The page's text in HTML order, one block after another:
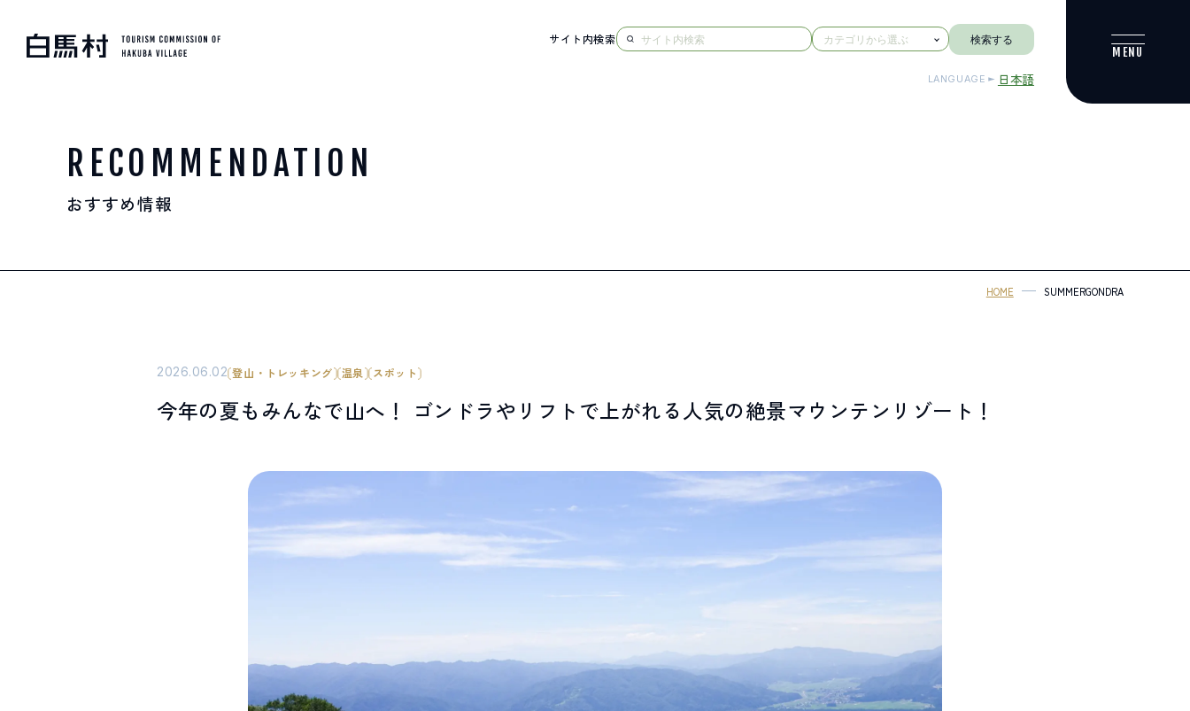
SKI RESORTS
SPOTS
LINEで
営業時間：9:00～17:00
定休日：無休
TEL.0261-85-4210 / FAX.0261-85-4240
EVENTS INFORMATION
お知らせ
MEISTER TOUR
宿泊施設 Hakuba Original
NORWAY VILLAGE SEASONS SHIONOMICHI
白馬村までのアクセス 白馬村内の交通情報会社概要 採用情報 プライバシーポリシー
LANGUAGE 日本語
サイト内検索 検索する
RECOMMENDATION
おすすめ情報
HOME SUMMERGONDRA
2026.06.02 登山・トレッキング 温泉 スポット
今年の夏もみんなで山へ！ ゴンドラやリフトで上がれる人気の絶景マウンテンリゾート！